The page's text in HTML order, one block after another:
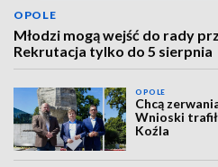
OPOLE
Młodzi mogą wejść do rady
Rekrutacja tylko do 5 sierpnia
OPOLE
Chcą
Wnioski
Koźla